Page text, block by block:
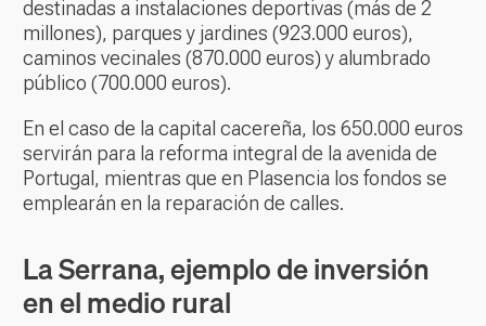
destinadas a instalaciones deportivas (más de 2
millones), parques y jardines (923.000 euros),
caminos vecinales (870.000 euros) y alumbrado
público (700.000 euros).
En el caso de la capital cacereña, los 650.000 euros
servirán para la reforma integral de la avenida de
Portugal, mientras que en Plasencia los fondos se
emplearán en la reparación de calles.
La Serrana, ejemplo de inversión
en el medio rural